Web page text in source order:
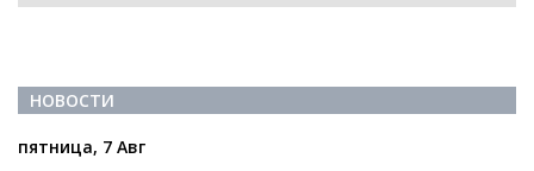
НОВОСТИ
пятница, 7 Авг